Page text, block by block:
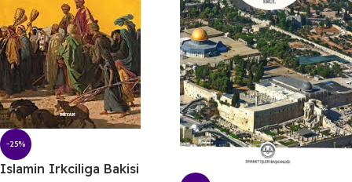
-25%
Islamin Irkciliga Bakisi